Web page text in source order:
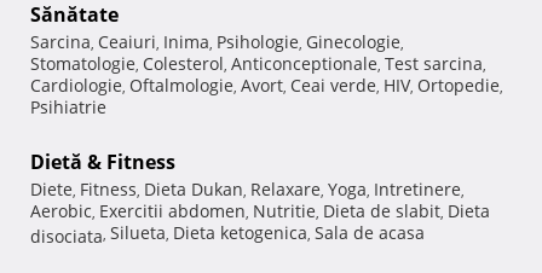
Sănătate
Sarcina, Ceaiuri, Inima, Psihologie, Ginecologie,
Stomatologie, Colesterol, Anticonceptionale, Test sarcina,
Cardiologie, Oftalmologie, Avort, Ceai verde, HIV, Ortopedie,
Psihiatrie
Dietă & Fitness
Diete, Fitness, Dieta Dukan, Relaxare, Yoga, Intretinere,
Aerobic, Exercitii abdomen, Nutritie, Dieta de slabit, Dieta
disociata, Silueta, Dieta ketogenica, Sala de acasa